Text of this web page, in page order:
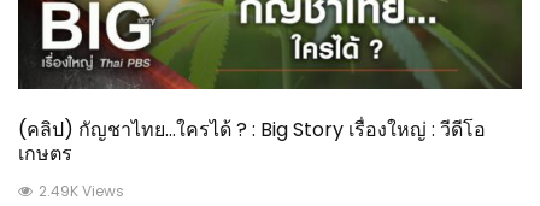
(คลิป) กัญชาไทย…ใครได้ ? : Big Story เรื่องใหญ่ : วีดีโอ
เกษตร
2.49K Views